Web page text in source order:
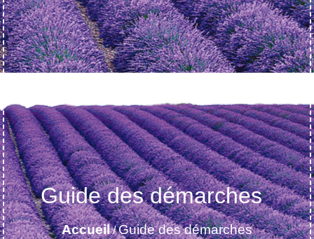
Guide des démarches
Accueil/Guide des démarches